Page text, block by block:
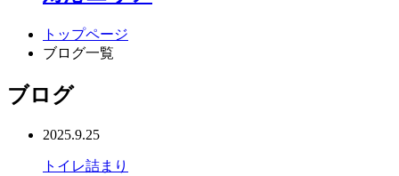
トップページ
ブログ一覧
ブログ
2025.9.25
トイレ詰まり